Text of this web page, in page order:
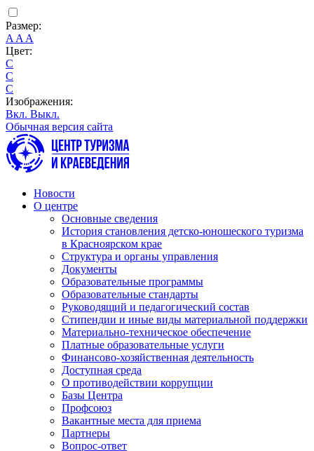
Размер:
A A A
Цвет:
C
C
C
Изображения:
Вкл. Выкл.
Обычная версия сайта
Новости
О центре
Основные сведения
История становления детско-юношеского туризма
в Красноярском крае
Структура и органы управления
Документы
Образовательные программы
Образовательные стандарты
Руководящий и педагогический состав
Стипендии и иные виды материальной поддержки
Материально-техническое обеспечение
Платные образовательные услуги
Финансово-хозяйственная деятельность
Доступная среда
О противодействии коррупции
Базы Центра
Профсоюз
Вакантные места для приема
Партнеры
Вопрос-ответ